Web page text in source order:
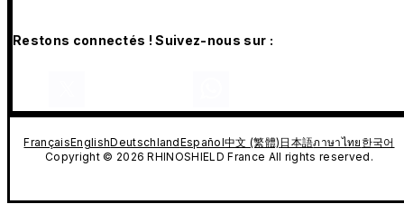
Restons connectés ! Suivez-nous sur :
FrançaisEnglishDeutschlandEspañol中文 (繁體)日本語ภาษาไทย 한국어
Copyright © 2026 RHINOSHIELD France All rights reserved.